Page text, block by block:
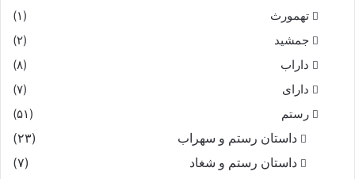
تهمورث
(۱)
جمشید
(۲)
داراب
(۸)
دارای
(۷)
رستم
(۵۱)
داستان رستم و سهراب
(۲۳)
داستان رستم و شغاد
(۷)